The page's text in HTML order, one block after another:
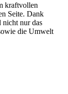
kraftvollen
Seite. Dank
nicht nur das
die Umwelt